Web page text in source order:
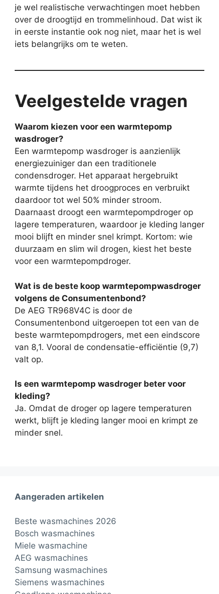
je wel realistische verwachtingen moet hebben
over de droogtijd en trommelinhoud. Dat wist ik
in eerste instantie ook nog niet, maar het is wel
iets belangrijks om te weten.
Veelgestelde vragen
Waarom kiezen voor een warmtepomp
wasdroger?
Een warmtepomp wasdroger is aanzienlijk
energiezuiniger dan een traditionele
condensdroger. Het apparaat hergebruikt
warmte tijdens het droogproces en verbruikt
daardoor tot wel 50% minder stroom.
Daarnaast droogt een warmtepompdroger op
lagere temperaturen, waardoor je kleding langer
mooi blijft en minder snel krimpt. Kortom: wie
duurzaam en slim wil drogen, kiest het beste
voor een warmtepompdroger.
Wat is de beste koop warmtepompwasdroger
volgens de Consumentenbond?
De AEG TR968V4C is door de
Consumentenbond uitgeroepen tot een van de
beste warmtepompdrogers, met een eindscore
van 8,1. Vooral de condensatie-efficiëntie (9,7)
valt op.
Is een warmtepomp wasdroger beter voor
kleding?
Ja. Omdat de droger op lagere temperaturen
werkt, blijft je kleding langer mooi en krimpt ze
minder snel.
Aangeraden artikelen
Beste wasmachines 2026
Bosch wasmachines
Miele wasmachine
AEG wasmachines
Samsung wasmachines
Siemens wasmachines